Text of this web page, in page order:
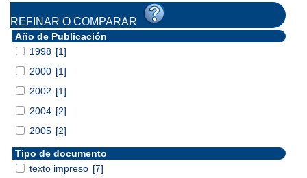
REFINAR O COMPARAR
Año de Publicación
1998 [1]
2000 [1]
2002 [1]
2004 [2]
2005 [2]
Tipo de documento
texto impreso [7]